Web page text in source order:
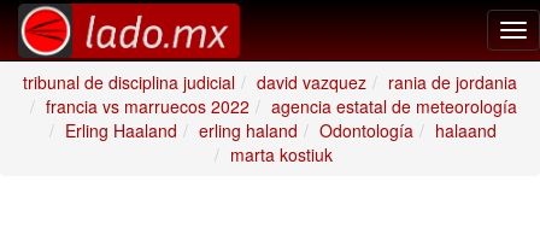
tribunal de disciplina judicial
david vazquez
rania de jordania
francia vs marruecos 2022
agencia estatal de meteorología
Erling Haaland
erling haland Odontología
halaand
marta kostiuk